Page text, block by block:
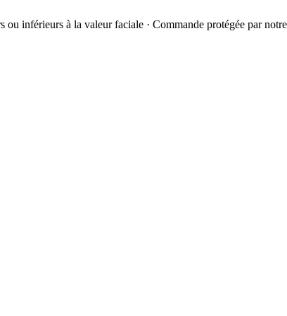
inférieurs à la valeur faciale · Commande protégée par notre